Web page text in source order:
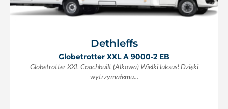
Dethleffs
Globetrotter XXL A 9000-2 EB
Globetrotter XXL Coachbuilt (Alkowa) Wielki luksus! Dzięki
wytrzymałemu...